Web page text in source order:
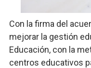
Fellito Suberví
Comedores
UNTC inicia
Con la firma del
mejorar la gestión
Educación, con la
centros educativos